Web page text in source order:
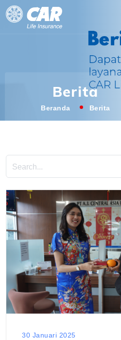
Berita
Beranda Berita
30 Januari 2025